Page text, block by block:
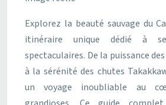
Explorez la beauté sauvage du
itinéraire unique dédié à
spectaculaires. De la puissance
à la sérénité des chutes
un voyage inoubliable au